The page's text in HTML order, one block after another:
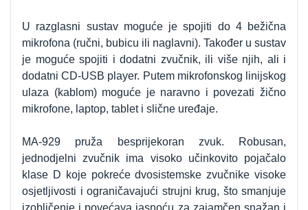
U razglasni sustav moguće je spojiti do 4 bežična
mikrofona (ručni, bubicu ili naglavni). Također u sustav
je moguće spojiti i dodatni zvučnik, ili više njih, ali i
dodatni CD-USB player. Putem mikrofonskog linijskog
ulaza (kablom) moguće je naravno i povezati žično
mikrofone, laptop, tablet i slične uređaje.
MA-929 pruža besprijekoran zvuk. Robusan,
jednodjelni zvučnik ima visoko učinkovito pojačalo
klase D koje pokreće dvosistemske zvučnike visoke
osjetljivosti i ograničavajući strujni krug, što smanjuje
izobličenje i povećava jasnoću za zajamčen snažan i